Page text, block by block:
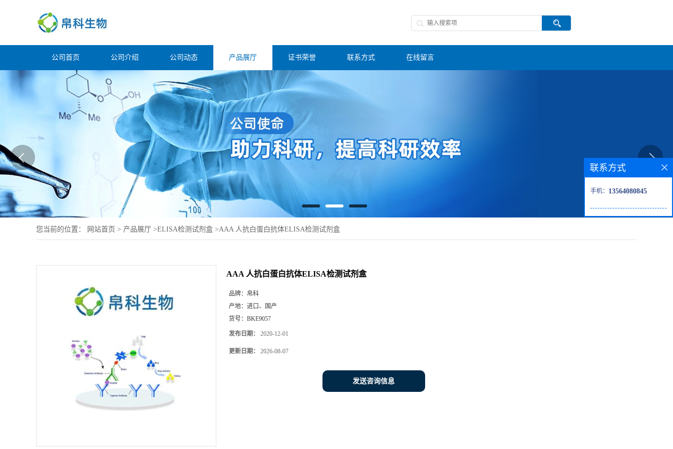
公司首页 公司介绍 公司动态 产品展厅 证书荣誉 联系方式 在线留言
您当前的位置： 网站首页 > 产品展厅 >ELISA检测试剂盒 >AAA 人抗白蛋白抗体ELISA检测试剂盒
AAA 人抗白蛋白抗体ELISA检测试剂盒
品牌： 帛科
产地： 进口、国产
货号： BKE9057
发布日期： 2020-12-01
更新日期： 2026-08-07
发送咨询信息
联系方式
手机： 13564080845